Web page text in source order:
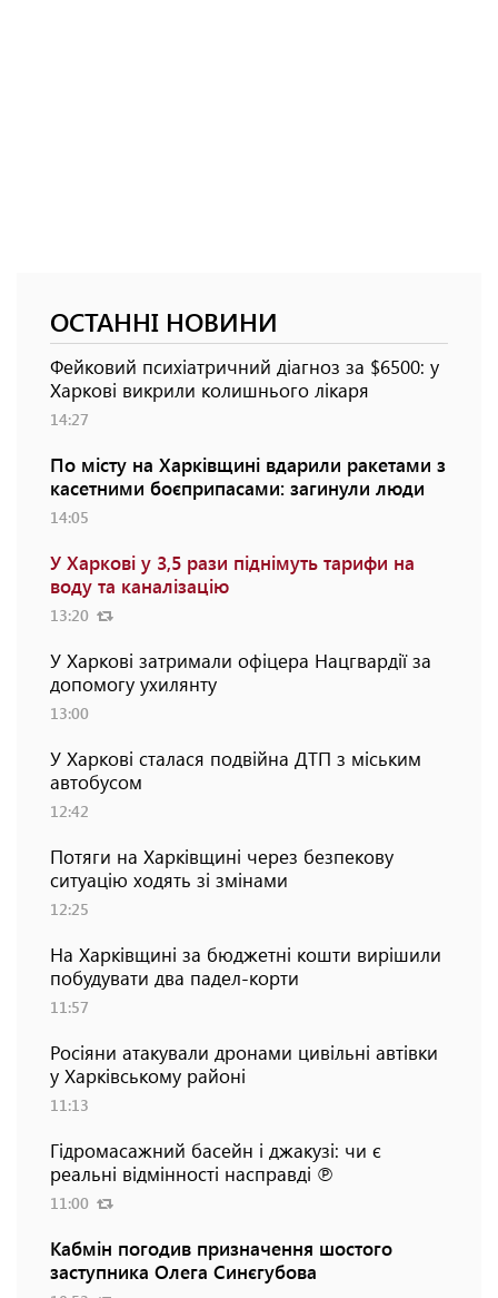
ОСТАННІ НОВИНИ
Фейковий психіатричний діагноз за $6500: у
Харкові викрили колишнього лікаря
14:27
По місту на Харківщині вдарили ракетами з
касетними боєприпасами: загинули люди
14:05
У Харкові у 3,5 рази піднімуть тарифи на
воду та каналізацію
13:20
У Харкові затримали офіцера Нацгвардії за
допомогу ухилянту
13:00
У Харкові сталася подвійна ДТП з міським
автобусом
12:42
Потяги на Харківщині через безпекову
ситуацію ходять зі змінами
12:25
На Харківщині за бюджетні кошти вирішили
побудувати два падел-корти
11:57
Росіяни атакували дронами цивільні автівки
у Харківському районі
11:13
Гідромасажний басейн і джакузі: чи є
реальні відмінності насправді ℗
11:00
Кабмін погодив призначення шостого
заступника Олега Синєгубова